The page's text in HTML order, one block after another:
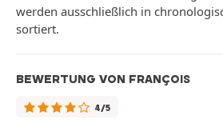
werden ausschließlich in
sortiert.
BEWERTUNG VON FRANÇOIS
4/5